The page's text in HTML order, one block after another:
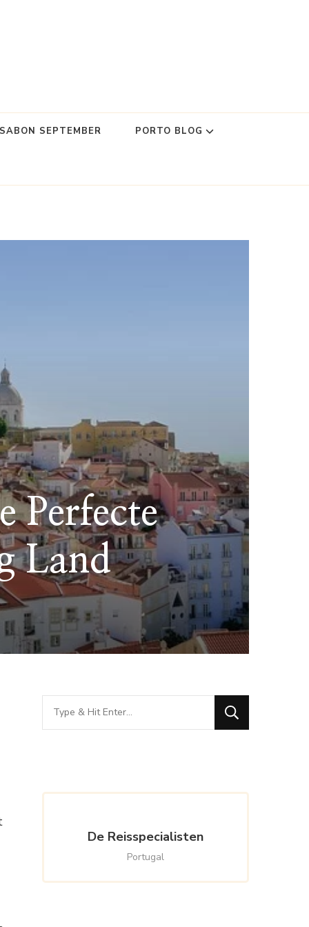
SEPTEMBER PORTO BLOG
Perfecte
Land
Looking
for
De Reisspecialisten
Portugal